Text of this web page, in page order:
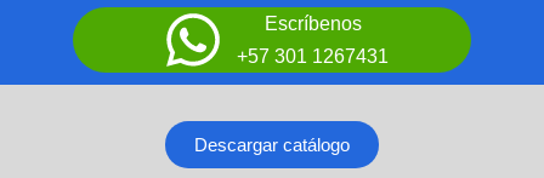
Escríbenos
+57 301 1267431
Descargar catálogo